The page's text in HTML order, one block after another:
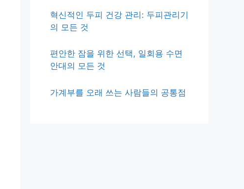
혁신적인 두피 건강 관리: 두피관리기
의 모든 것
편안한 잠을 위한 선택, 일회용 수면
안대의 모든 것
가계부를 오래 쓰는 사람들의 공통점